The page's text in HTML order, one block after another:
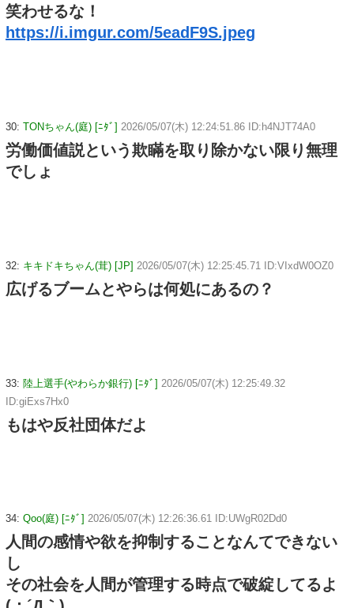
笑わせるな！
https://i.imgur.com/5eadF9S.jpeg
30: TONちゃん(庭) [ﾆﾀﾞ] 2026/05/07(木) 12:24:51.86 ID:h4NJT74A0
労働価値説という欺瞞を取り除かない限り無理
でしょ
32: キキドキちゃん(茸) [JP] 2026/05/07(木) 12:25:45.71 ID:VIxdW0OZ0
広げるブームとやらは何処にあるの？
33: 陸上選手(やわらか銀行) [ﾆﾀﾞ] 2026/05/07(木) 12:25:49.32
ID:giExs7Hx0
もはや反社団体だよ
34: Qoo(庭) [ﾆﾀﾞ] 2026/05/07(木) 12:26:36.61 ID:UWgR02Dd0
人間の感情や欲を抑制することなんてできない
し
その社会を人間が管理する時点で破綻してるよ